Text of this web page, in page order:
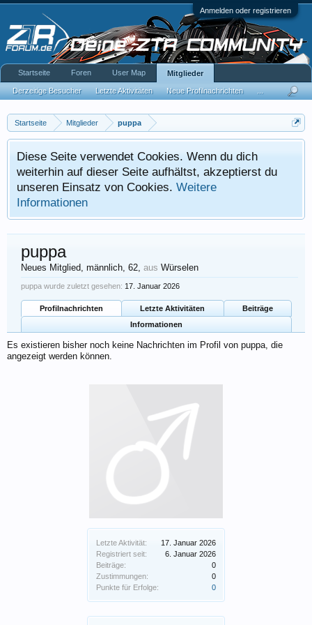
Anmelden oder registrieren
Startseite Mitglieder puppa
Diese Seite verwendet Cookies. Wenn du dich
weiterhin auf dieser Seite aufhältst, akzeptierst du
unseren Einsatz von Cookies. Weitere
Informationen
Letzte Aktivität:
17. Januar 2026
Registriert seit:
6. Januar 2026
Beiträge:
0
Zustimmungen:
0
Punkte für Erfolge:
0
puppa
Neues Mitglied, männlich, 62, aus Würselen
puppa wurde zuletzt gesehen: 17. Januar 2026
Profilnachrichten Letzte Aktivitäten
Beiträge
Informationen
Es existieren bisher noch keine Nachrichten im Profil von puppa, die
angezeigt werden können.
Startseite Foren User Map Mitglieder
Derzeitige Besucher Letzte Aktivitäten Neue Profilnachrichten